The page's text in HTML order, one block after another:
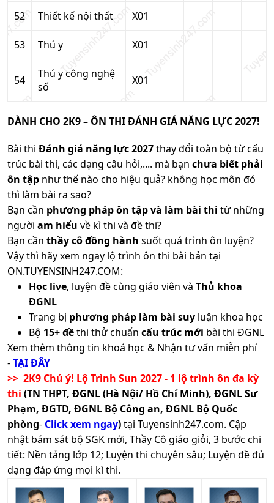
52 Thiết kế nội thất X01
53 Thú y X01
54
Thú y công nghệ
số
X01
DÀNH CHO 2K9 – ÔN THI ĐÁNH GIÁ NĂNG LỰC 2027!
Bài thi Đánh giá năng lực 2027thay đổi toàn bộ từ cấu
trúc bài thi, các dạng câu hỏi,.... mà bạn chưa biết phải
ôn tập như thế nào cho hiệu quả? không học môn đó
thì làm bài ra sao?
Bạn cần phương pháp ôn tập và làm bài thi từ những
người am hiểu về kì thi và đề thi?
Bạn cần thầy cô đồng hành suốt quá trình ôn luyện?
Vậy thì hãy xem ngay lộ trình ôn thi bài bản tại
ON.TUYENSINH247.COM:
Học live, luyện đề cùng giáo viên và Thủ khoa
ĐGNL
Trang bị phương pháp làm bài suy luận khoa học
Bộ 15+ đềthi thử chuẩn cấu trúc mới bài thi ĐGNL
Xem thêm thông tin khoá học & Nhận tư vấn miễn phí
-TẠI ĐÂY
>> 2K9 Chú ý! Lộ Trình Sun 2027 - 1 lộ trình ôn đa kỳ
thi (TN THPT, ĐGNL (Hà Nội/ Hồ Chí Minh), ĐGNL Sư
Phạm, ĐGTD, ĐGNL Bộ Công an, ĐGNL Bộ Quốc
phòng- Click xem ngay)tại Tuyensinh247.com. Cập
nhật bám sát bộ SGK mới, Thầy Cô giáo giỏi, 3 bước chi
tiết: Nền tảng lớp 12; Luyện thi chuyên sâu; Luyện đề đủ
dạng đáp ứng mọi kì thi.